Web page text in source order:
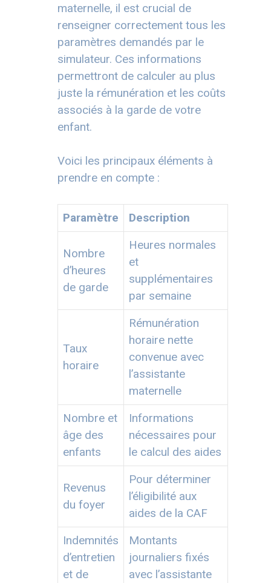
maternelle, il est crucial de
renseigner correctement tous les
paramètres demandés par le
simulateur. Ces informations
permettront de calculer au plus
juste la rémunération et les coûts
associés à la garde de votre
enfant.
Voici les principaux éléments à
prendre en compte :
Paramètre Description
Nombre
d’heures
de garde
Heures normales
et
supplémentaires
par semaine
Taux
horaire
Rémunération
horaire nette
convenue avec
l’assistante
maternelle
Nombre et
âge des
enfants
Informations
nécessaires pour
le calcul des aides
Revenus
du foyer
Pour déterminer
l’éligibilité aux
aides de la CAF
Indemnités
d’entretien
et de
Montants
journaliers fixés
avec l’assistante